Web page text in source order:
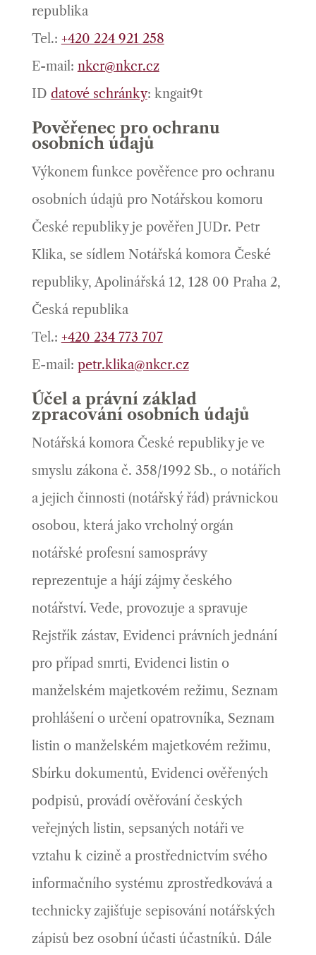
republika
Tel.: +420 224 921 258
E-mail: nkcr@nkcr.cz
ID datové schránky: kngait9t
Pověřenec pro ochranu
osobních údajů
Výkonem funkce pověřence pro ochranu
osobních údajů pro Notářskou komoru
České republiky je pověřen JUDr. Petr
Klika, se sídlem Notářská komora České
republiky, Apolinářská 12, 128 00 Praha 2,
Česká republika
Tel.: +420 234 773 707
E-mail: petr.klika@nkcr.cz
Účel a právní základ
zpracování osobních údajů
Notářská komora České republiky je ve
smyslu zákona č. 358/1992 Sb., o notářích
a jejich činnosti (notářský řád) právnickou
osobou, která jako vrcholný orgán
notářské profesní samosprávy
reprezentuje a hájí zájmy českého
notářství. Vede, provozuje a spravuje
Rejstřík zástav, Evidenci právních jednání
pro případ smrti, Evidenci listin o
manželském majetkovém režimu, Seznam
prohlášení o určení opatrovníka, Seznam
listin o manželském majetkovém režimu,
Sbírku dokumentů, Evidenci ověřených
podpisů, provádí ověřování českých
veřejných listin, sepsaných notáři ve
vztahu k cizině a prostřednictvím svého
informačního systému zprostředkovává a
technicky zajišťuje sepisování notářských
zápisů bez osobní účasti účastníků. Dále